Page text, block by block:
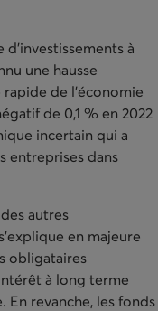
à
une hausse
de l’économie
de 0,1 % en 2022
incertain qui a
entreprises dans
autres
en majeure
obligataires
à long terme
En revanche, les fonds